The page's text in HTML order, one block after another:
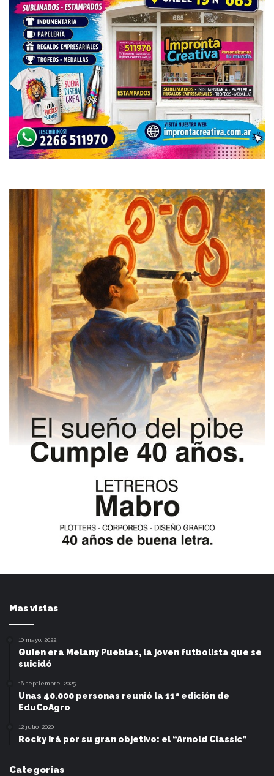
Mas vistas
10 mayo, 2022
Quien era Melany Pueblas, la joven futbolista que se
suicidó
16 septiembre, 2025
Unas 40.000 personas reunió la 11ª edición de
EduCoAgro
12 julio, 2020
Rocky irá por su gran objetivo: el “Arnold Classic”
Categorías